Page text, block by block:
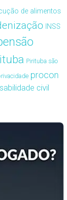
de alimentos
INSS
Pirituba são
procon
civil